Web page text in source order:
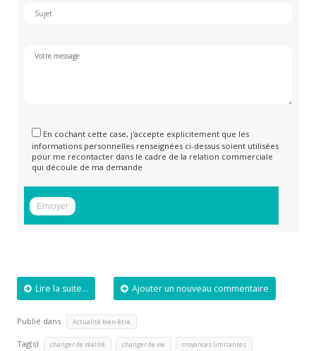
En cochant cette case, j'accepte explicitement que les
informations personnelles renseignées ci-dessus soient utilisées
pour me recontacter dans le cadre de la relation commerciale
qui découle de ma demande
Lire la suite... Ajouter un nouveau commentaire
Publié dans Actualité bien-être
Tag(s) changer de réalité changer de vie croyances limitantes